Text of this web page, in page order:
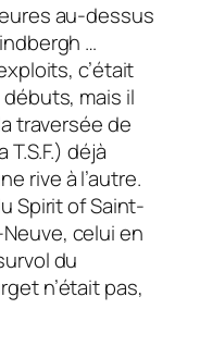
au-dessus
…
c’était
mais il
traverséede
T.S.F.) déjà
riveà l’autre.
Spirit of Saint-
celui en
du
n’était pas,